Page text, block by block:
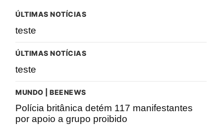
ÚLTIMAS NOTÍCIAS
teste
ÚLTIMAS NOTÍCIAS
teste
MUNDO | BEENEWS
Polícia britânica detém 117 manifestantes
por apoio a grupo proibido